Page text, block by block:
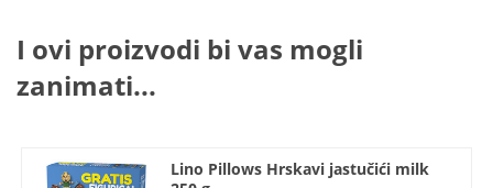
I ovi proizvodi bi vas mogli
zanimati...
Lino Pillows Hrskavi jastučići milk